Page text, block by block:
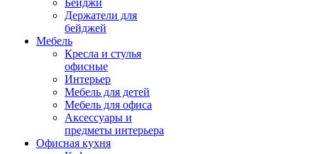
Бейджи
Держатели для
бейджей
Мебель
Кресла и стулья
офисные
Интерьер
Мебель для детей
Мебель для офиса
Аксессуары и
предметы интерьера
Офисная кухня